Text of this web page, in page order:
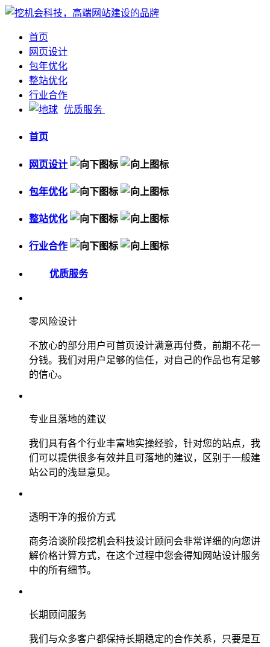
首页
网页设计
包年优化
整站优化
行业合作
优质服务
首页
网页设计
包年优化
整站优化
行业合作
优质服务
零风险设计
不放心的部分用户可首页设计满意再付费，前期不花一
分钱。我们对用户足够的信任，对自己的作品也有足够
的信心。
专业且落地的建议
我们具有各个行业丰富地实操经验，针对您的站点，我
们可以提供很多有效并且可落地的建议，区别于一般建
站公司的浅显意见。
透明干净的报价方式
商务洽谈阶段挖机会科技设计顾问会非常详细的向您讲
解价格计算方式，在这个过程中您会得知网站设计服务
中的所有细节。
长期顾问服务
我们与众多客户都保持长期稳定的合作关系，只要是互